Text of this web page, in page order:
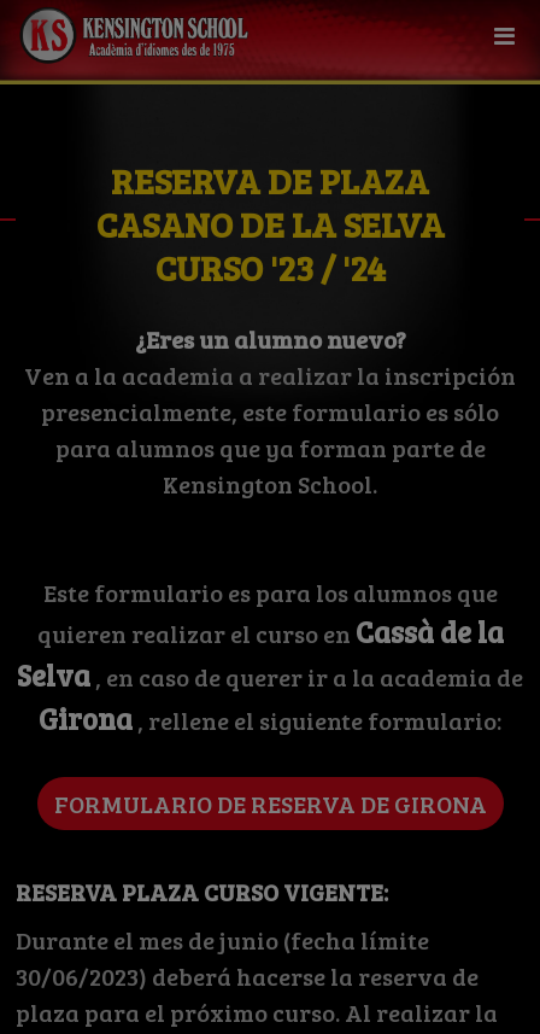
RESERVA DE PLAZA
CASANO DE LA SELVA
CURSO '23 / '24
¿Eres un alumno nuevo?
Ven a la academia a realizar la inscripción
presencialmente, este formulario es sólo
para alumnos que ya forman parte de
Kensington School.
Este formulario es para los alumnos que
quieren realizar el curso en Cassà de la
Selva, en caso de querer ir a la academia de
Girona, rellene el siguiente formulario:
FORMULARIO DE RESERVA DE GIRONA
RESERVA PLAZA CURSO VIGENTE:
Durante el mes de junio (fecha límite
30/06/2023) deberá hacerse la reserva de
plaza para el próximo curso. Al realizar la